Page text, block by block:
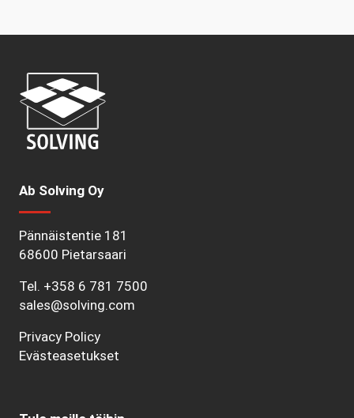
Ab Solving Oy
Pännäistentie 181
68600 Pietarsaari
Tel. +358 6 781 7500
sales@solving.com
Privacy Policy
Evästeasetukset